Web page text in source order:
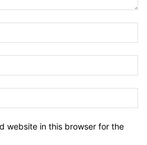
website in this browser for the